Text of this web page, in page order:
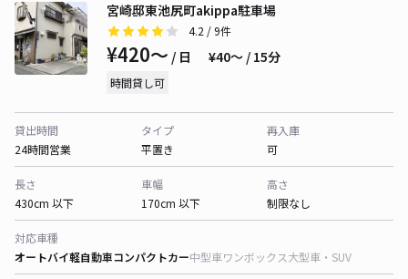
宮崎邸東池尻町akippa駐車場
4.2 / 9件
¥420〜 / 日 ¥40〜 / 15分
時間貸し可
貸出時間
24時間営業
タイプ
平置き
再入庫
可
長さ
430cm 以下
車幅
170cm 以下
高さ
制限なし
対応車種
オートバイ軽自動車コンパクトカー中型車ワンボックス大型車・SUV